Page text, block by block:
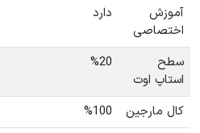
آموزش
اختصاصی
دارد
سطح
استاپ اوت
%20
کال مارجین %100